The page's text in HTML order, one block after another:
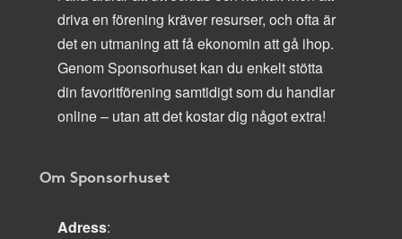
driva en förening kräver resurser, och ofta är
det en utmaning att få ekonomin att gå ihop.
Genom Sponsorhuset kan du enkelt stötta
din favoritförening samtidigt som du handlar
online – utan att det kostar dig något extra!
Om Sponsorhuset
Adress: